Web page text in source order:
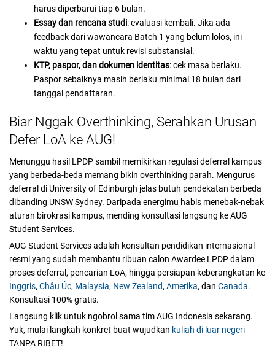
harus diperbarui tiap 6 bulan.
Essay dan rencana studi: evaluasi kembali. Jika ada
feedback dari wawancara Batch 1 yang belum lolos, ini
waktu yang tepat untuk revisi substansial.
KTP, paspor, dan dokumen identitas: cek masa berlaku.
Paspor sebaiknya masih berlaku minimal 18 bulan dari
tanggal pendaftaran.
Biar Nggak Overthinking, Serahkan Urusan
Defer LoA ke AUG!
Menunggu hasil LPDP sambil memikirkan regulasi deferral kampus
yang berbeda-beda memang bikin overthinking parah. Mengurus
deferral di University of Edinburgh jelas butuh pendekatan berbeda
dibanding UNSW Sydney. Daripada energimu habis menebak-nebak
aturan birokrasi kampus, mending konsultasi langsung ke AUG
Student Services.
AUG Student Services adalah konsultan pendidikan internasional
resmi yang sudah membantu ribuan calon Awardee LPDP dalam
proses deferral, pencarian LoA, hingga persiapan keberangkatan ke
Inggris, Châu Úc, Malaysia, New Zealand, Amerika, dan Canada.
Konsultasi 100% gratis.
Langsung klik untuk ngobrol sama tim AUG Indonesia sekarang.
Yuk, mulai langkah konkret buat wujudkan kuliah di luar negeri
TANPA RIBET!